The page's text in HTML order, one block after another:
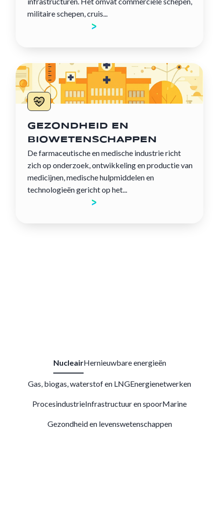
militaire schepen, cruis...
GEZONDHEID EN
BIOWETENSCHAPPEN
De farmaceutische en medische industrie richt
zich op onderzoek, ontwikkeling en productie van
medicijnen, medische hulpmiddelen en
technologieën gericht op het...
NucleairHernieuwbare energieën
Gas, biogas, waterstof en LNGEnergienetwerken
ProcesindustrieInfrastructuur en spoorMarine
Gezondheid en levenswetenschappen